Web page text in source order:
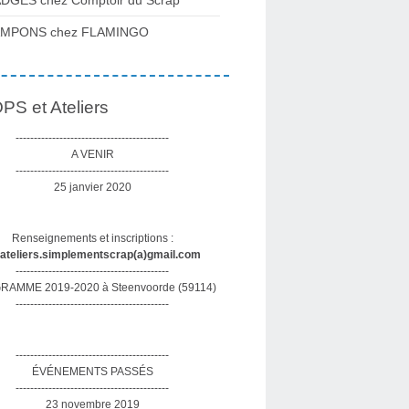
chez FLAMINGO
et Ateliers
------------------------------------------
A VENIR
------------------------------------------
25 janvier 2020
Renseignements et inscriptions :
------------------------------------------
2019-2020 à Steenvoorde (59114)
------------------------------------------
------------------------------------------
ÉVÉNEMENTS PASSÉS
------------------------------------------
23 novembre 2019